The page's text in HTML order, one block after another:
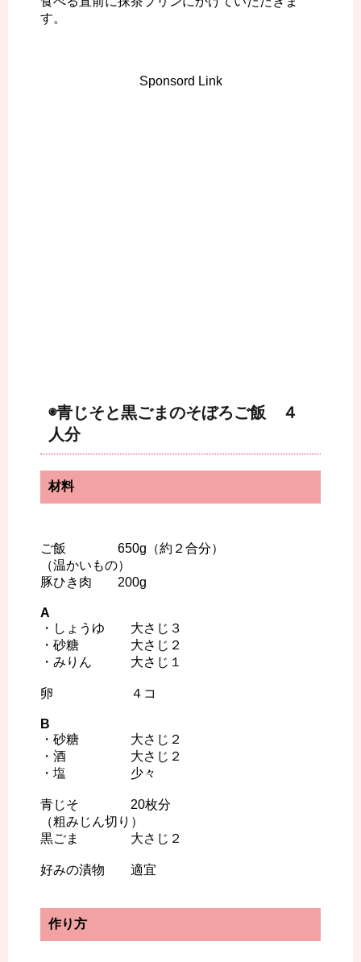
す。
Sponsord Link
◉青じそと黒ごまのそぼろご飯 ４
人分
材料
ご飯 650g（約２合分）
（温かいもの）
豚ひき肉 200g
A
・しょうゆ 大さじ３
・砂糖 大さじ２
・みりん 大さじ１
卵 ４コ
B
・砂糖 大さじ２
・酒 大さじ２
・塩 少々
青じそ 20枚分
（粗みじん切り）
黒ごま 大さじ２
好みの漬物 適宜
作り方